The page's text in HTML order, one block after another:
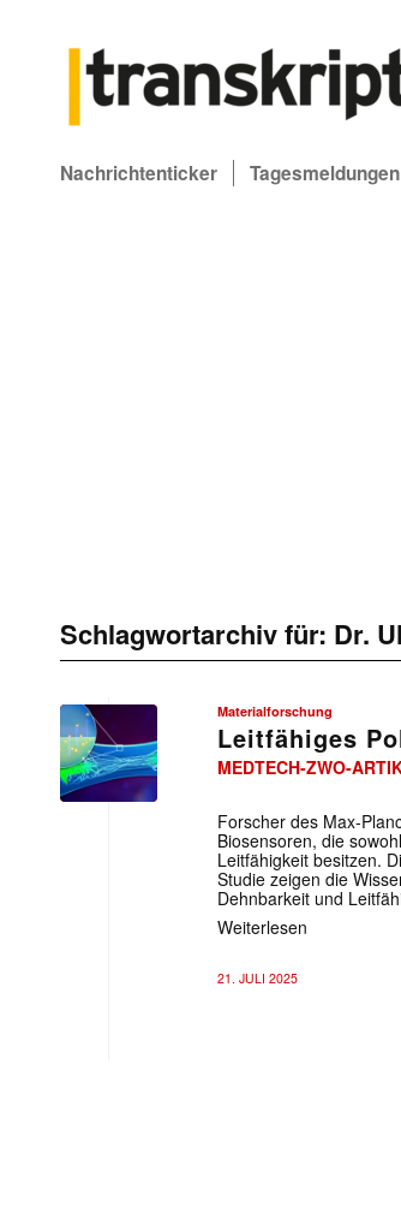
Nachrichtenticker Tagesmeldungen
Schlagwortarchiv für: Dr.
Materialforschung
Leitfähiges
MEDTECH-ZWO-
Forscher des Max-
Biosensoren, die
Leitfähigkeit besitzen.
Studie zeigen die
Dehnbarkeit und
Weiterlesen
21. JULI 2025